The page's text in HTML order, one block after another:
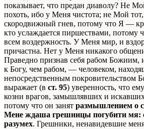
показывает, что предан диаволу? Не
похоть, ибо у Меня чистота; не Мой
скородвижный гнев, потому что Я —
кто услаждается пиршествами, потому
всем воздержность. У Меня мир, и
причастна. Нет у Меня никакого
Праведно признав себя рабом Божиим,
к Богу, чем рабом, — человеком,
непосредственным покровительством
выражает (в ст. 95) уверенность, что
козни врагов, замышлявших и
потому что он занят размышлением о
Мене ждаша грешницы погубити мя:
разумех. Грешники, ненавидевшие